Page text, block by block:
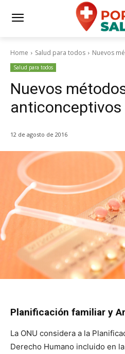
Home Salud para todos Nuevos
Salud para todos
Nuevos
anticonceptivos
12 de agosto de 2016
Planificación familiar y
La ONU considera a la
Derecho Humano incluido en